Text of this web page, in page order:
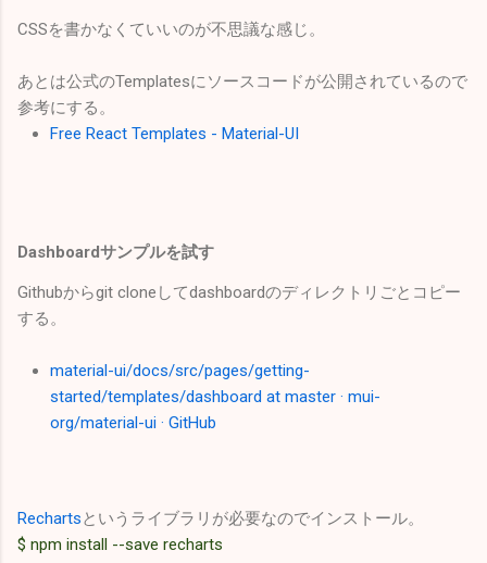
CSSを書かなくていいのが不思議な感じ。
あとは公式のTemplatesにソースコードが公開されているので
参考にする。
Free React Templates - Material-UI
Dashboardサンプルを試す
Githubからgit cloneしてdashboardのディレクトリごとコピー
する。
material-ui/docs/src/pages/getting-
started/templates/dashboard at master · mui-
org/material-ui · GitHub
Rechartsというライブラリが必要なのでインストール。
$ npm install --save recharts